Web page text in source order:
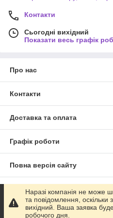
Контакти
Сьогодні вихідний
Показати весь графік
Про нас
Контакти
Доставка та оплата
Графік роботи
Повна версія сайту
Сайт створено на
Політика конфіденційності
Наразі компанія не може
та повідомлення, оскільки
вихідний. Ваша заявка
робочого дня.